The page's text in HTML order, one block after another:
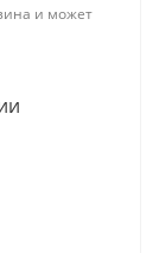
и может